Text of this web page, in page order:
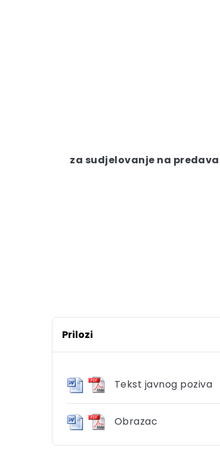
za sudjelovanje na
Prilozi
Tekst javnog poziva
Obrazac